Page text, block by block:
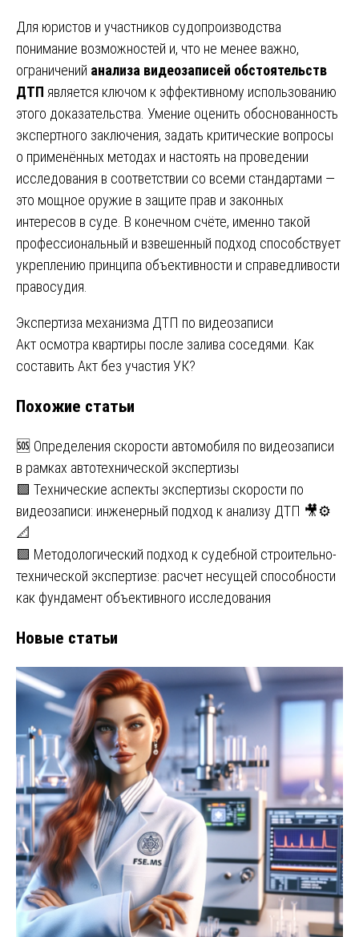
Для юристов и участников судопроизводства
понимание возможностей и, что не менее важно,
ограничений анализа видеозаписей обстоятельств
ДТП является ключом к эффективному использованию
этого доказательства. Умение оценить обоснованность
экспертного заключения, задать критические вопросы
о применённых методах и настоять на проведении
исследования в соответствии со всеми стандартами —
это мощное оружие в защите прав и законных
интересов в суде. В конечном счёте, именно такой
профессиональный и взвешенный подход способствует
укреплению принципа объективности и справедливости
правосудия.
Навигация
по
Экспертиза механизма ДТП по видеозаписи
Акт осмотра квартиры после залива соседями. Как
составить Акт без участия УК?
Похожие статьи
🆘 Определения скорости автомобиля по видеозаписи
в рамках автотехнической экспертизы
🟩 Технические аспекты экспертизы скорости по
видеозаписи: инженерный подход к анализу ДТП 🎥⚙️
📐
🟩 Методологический подход к судебной строительно-
технической экспертизе: расчет несущей способности
как фундамент объективного исследования
Новые статьи